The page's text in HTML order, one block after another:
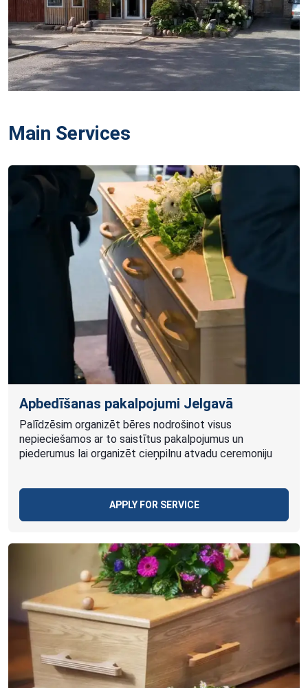
Main Services
Apbedīšanas pakalpojumi Jelgavā
Palīdzēsim organizēt bēres nodrošinot visus
nepieciešamos ar to saistītus pakalpojumus un
piederumus lai organizēt cieņpilnu atvadu ceremoniju
APPLY FOR SERVICE